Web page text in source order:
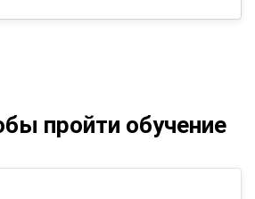
пройти обучение